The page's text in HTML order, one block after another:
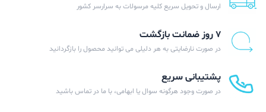
ارسال و تحویل سریع کلیه مرسولات به سرارسر کشور
۷ روز ضمانت بازگشت
در صورت نارضایتی به هر دلیلی می توانید محصول را بازگردانید
پشتیبانی سریع
در صورت وجود هرگونه سوال یا ابهامی، با ما در تماس باشید